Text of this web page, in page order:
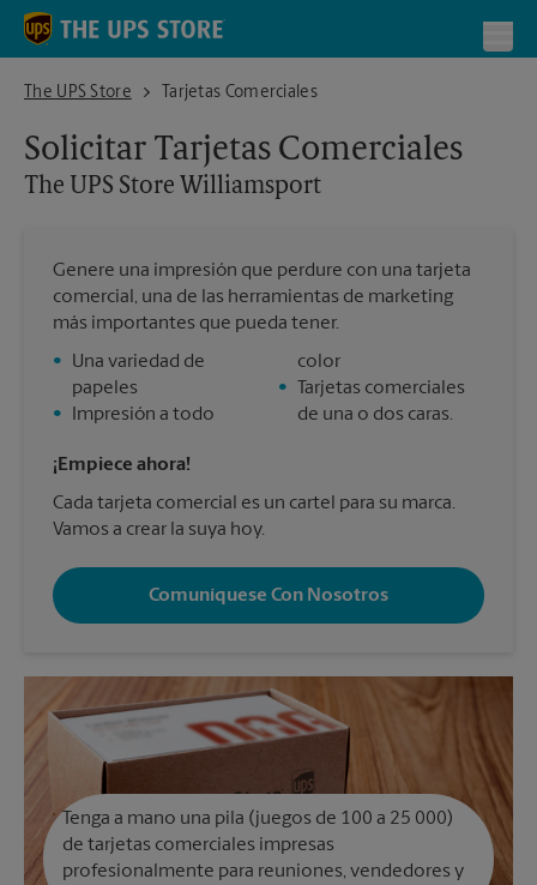
Skip to content
Return to Nav
The UPS Store
The UPS Store WilliamsportTarjetas Comerciales
Solicitar Tarjetas Comerciales
The UPS Store Williamsport
Genere una impresión que perdure con una tarjeta
comercial, una de las herramientas de marketing
más importantes que pueda tener.
•
Una variedad de
papeles
•
Impresión a todo
color
•
Tarjetas comerciales
de una o dos caras.
¡Empiece ahora!
Cada tarjeta comercial es un cartel para su marca.
Vamos a crear la suya hoy.
Comuníquese Con Nosotros
Tenga a mano una pila (juegos de 100 a 25 000)
de tarjetas comerciales impresas
profesionalmente para reuniones, vendedores y